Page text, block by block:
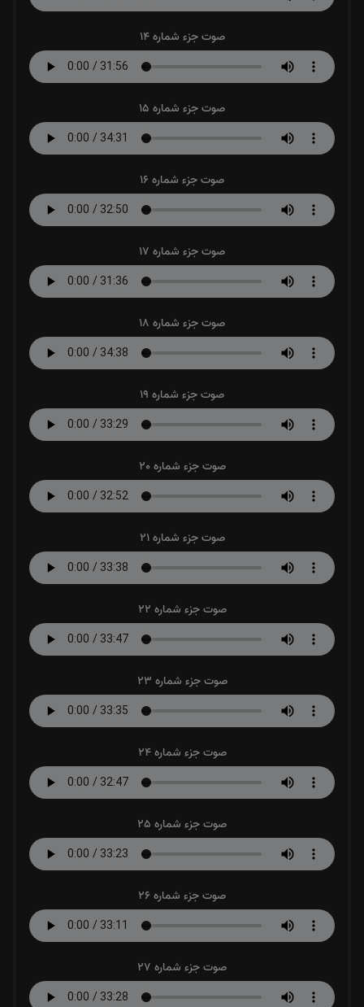
صوت جزء شماره 14
صوت جزء شماره 15
صوت جزء شماره 16
صوت جزء شماره 17
صوت جزء شماره 18
صوت جزء شماره 19
صوت جزء شماره 20
صوت جزء شماره 21
صوت جزء شماره 22
صوت جزء شماره 23
صوت جزء شماره 24
صوت جزء شماره 25
صوت جزء شماره 26
صوت جزء شماره 27